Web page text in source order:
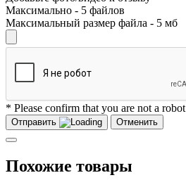
Максимально - 5 файлов
Максимальный размер файла - 5 мб
* Please confirm that you are not a robot
Отправить Отменить
Похожие товары